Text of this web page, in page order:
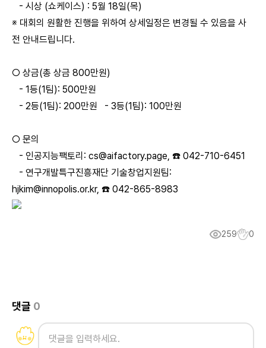
- 시상 (쇼케이스) : 5월 18일(목)
※ 대회의 원활한 진행을 위하여 상세일정은 변경될 수 있음을 사
전 안내드립니다.
○ 상금(총 상금 800만원)
- 1등(1팀): 500만원
- 2등(1팀): 200만원 - 3등(1팀): 100만원
○ 문의
- 인공지능팩토리: cs@aifactory.page, ☎️ 042-710-6451
- 연구개발특구진흥재단 기술창업지원팀:
hjkim@innopolis.or.kr, ☎️ 042-865-8983
259 0
댓글 0